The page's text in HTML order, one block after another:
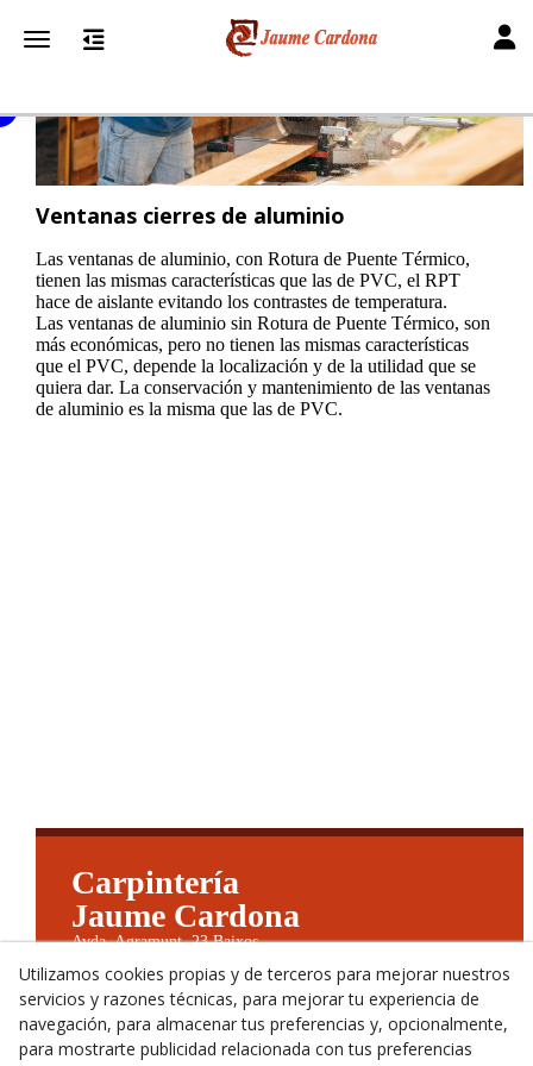
Toggle navigation
Ventanas cierres de aluminio
Las ventanas de aluminio, con Rotura de Puente Térmico,
tienen las mismas características que las de PVC, el RPT
hace de aislante evitando los contrastes de temperatura.
Las ventanas de aluminio sin Rotura de Puente Térmico, son
más económicas, pero no tienen las mismas características
que el PVC, depende la localización y de la utilidad que se
quiera dar. La conservación y mantenimiento de las ventanas
de aluminio es la misma que las de PVC.
Carpintería
Jaume Cardona
Avda. Agramunt, 23 Baixos
973533994 | 679790702
jaumecardonabenet@telefonica.net
Aviso Legal
Declaración de accesibilidad
Utilizamos cookies propias y de terceros para mejorar nuestros
servicios y razones técnicas, para mejorar tu experiencia de
navegación, para almacenar tus preferencias y, opcionalmente,
para mostrarte publicidad relacionada con tus preferencias